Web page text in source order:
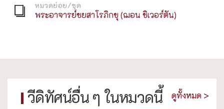
หมวดย่อย/ชุด
พระอาจารย์ชยสาโรภิกขุ (ฌอน ชิเวอร์ตัน)
วีดิทัศน์อื่น ๆ ในหมวดนี้ ดูทั้งหมด >